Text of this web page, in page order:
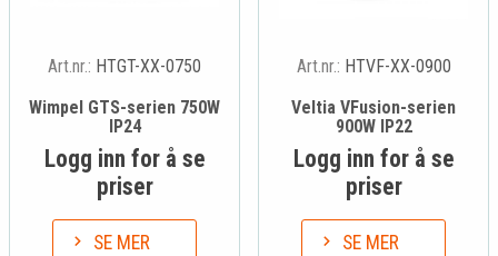
Art.nr.: HTGT-XX-0750
Wimpel GTS-serien 750W
IP24
Logg inn for å se
priser
SE MER
Art.nr.: HTVF-XX-0900
Veltia VFusion-serien
900W IP22
Logg inn for å se
priser
SE MER